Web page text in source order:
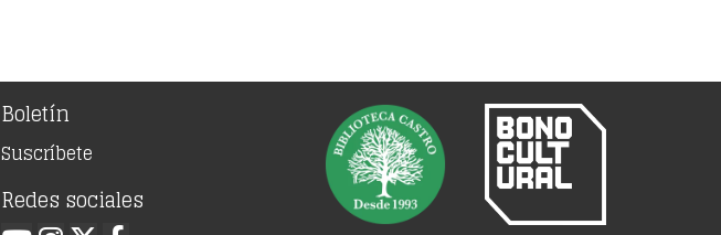
Boletín
Suscríbete
Redes sociales